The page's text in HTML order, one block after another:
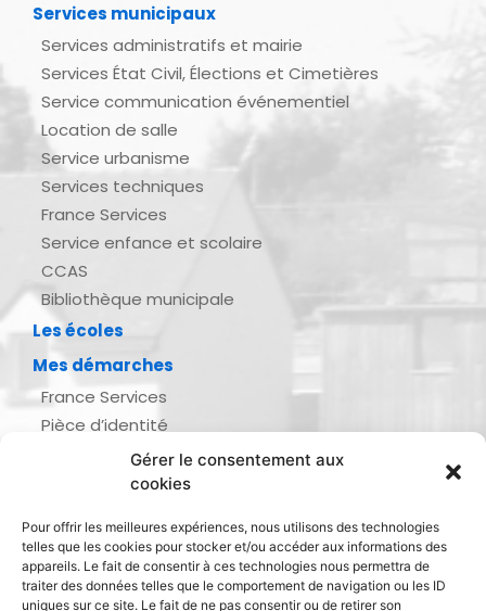
Gérer le consentement aux
cookies
Pour offrir les meilleures expériences, nous utilisons des technologies
telles que les cookies pour stocker et/ou accéder aux informations des
appareils. Le fait de consentir à ces technologies nous permettra de
traiter des données telles que le comportement de navigation ou les ID
uniques sur ce site. Le fait de ne pas consentir ou de retirer son
Services municipaux
Services administratifs et mairie
Services État Civil, Élections et Cimetières
Service communication événementiel
Location de salle
Service urbanisme
Services techniques
France Services
Service enfance et scolaire
CCAS
Bibliothèque municipale
Les écoles
Mes démarches
France Services
Pièce d’identité
Demande d’actes d’état civil
Inscription listes électorales
Recensement militaire
Le journal de ma ville